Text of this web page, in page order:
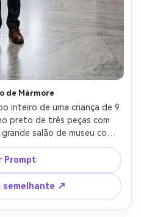
de Mármore
inteiro de uma criança de 9
preto de três peças com
salão de museu com
altas, luz ambiente suave,
f/2, composição simétrica,
realista e reflexos, pano
editorial-AR 4:5
Prompt
semelhante ↗